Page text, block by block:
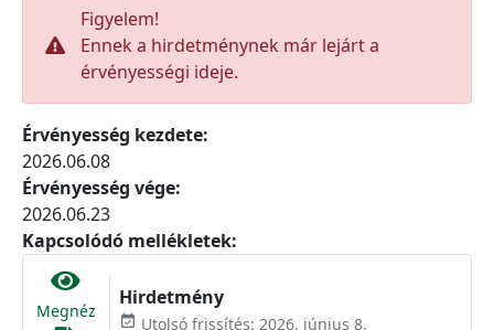
Figyelem!
Ennek a hirdetménynek már lejárt a
érvényességi ideje.
Érvényesség kezdete:
2026.06.08
Érvényesség vége:
2026.06.23
Kapcsolódó mellékletek:
Megnéz
Hirdetmény
event_available Utolsó frissítés: 2026. június 8.